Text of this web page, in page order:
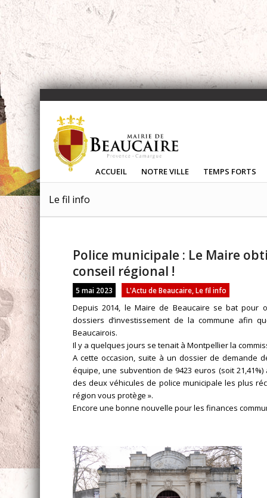
ACCUEIL NOTRE VILLE TEMPS FORTS
Le fil info
Police municipale : Le Maire
conseil régional !
5 mai 2023 L'Actu de Beaucaire ,Le fil info
Depuis 2014, le Maire de Beaucaire se bat pour
dossiers d’investissement de la commune afin
Beaucairois.
Il y a quelques jours se tenait à Montpellier la
A cette occasion, suite à un dossier de demande
équipe, une subvention de 9423 euros (soit
des deux véhicules de police municipale les plus
région vous protège ».
Encore une bonne nouvelle pour les finances